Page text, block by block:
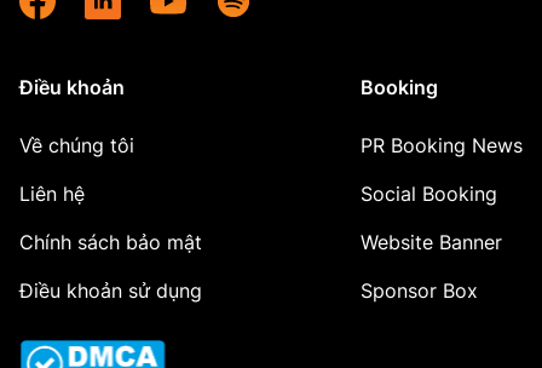
Điều khoản
Về chúng tôi
Liên hệ
Chính sách bảo mật
Điều khoản sử dụng
Booking
PR Booking News
Social Booking
Website Banner
Sponsor Box